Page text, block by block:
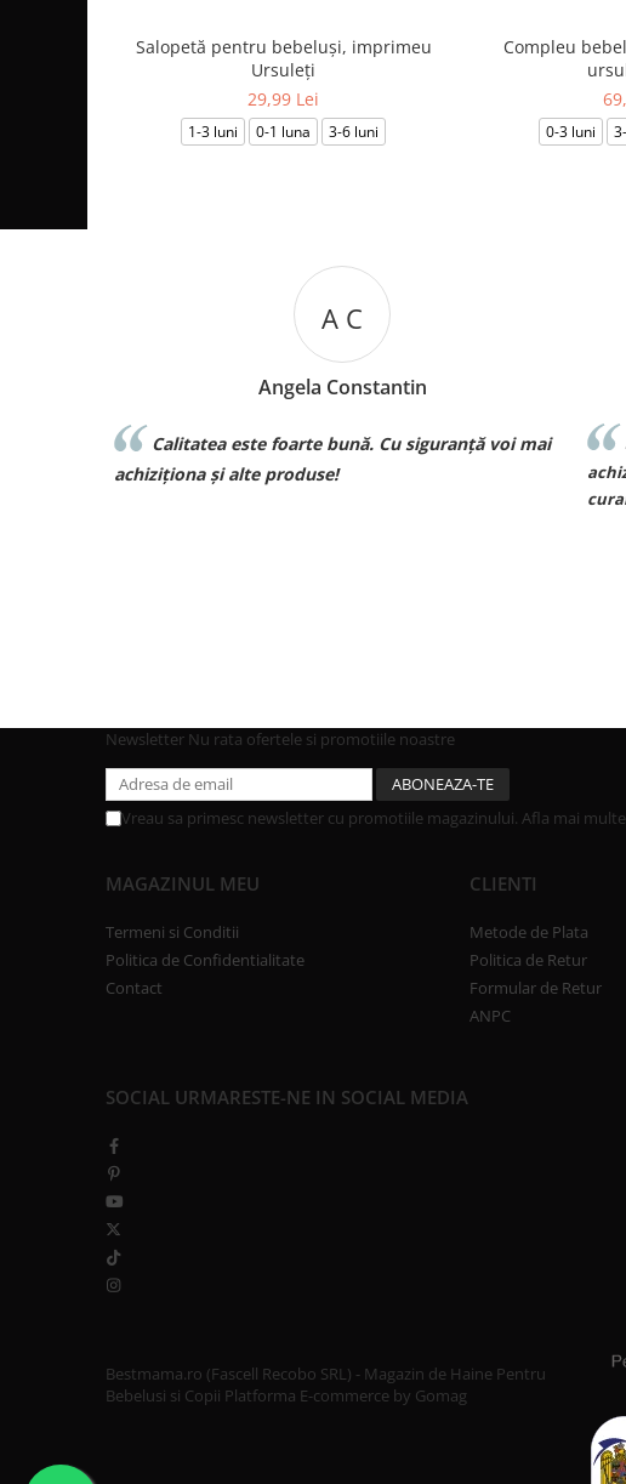
Salopetă pentru bebeluși, imprimeu
Ursuleți
29,99 Lei
1-3 luni 0-1 luna 3-6 luni
Compleu
0-3 luni
voi mai
M B
Mariana Biza
Sunt superbebe toate hainutele ce le am
achizitionat de la voi si de o calitate excelenta voi reveni
Newsletter Nu rata ofertele si promotiile noastre
Vreau sa primesc newsletter cu promotiile magazinului. Afla mai
MAGAZINUL MEU
Termeni si Conditii
Politica de Confidentialitate
Contact
CLIENTI
Metode de Plata
Politica de Retur
Formular de Retur
ANPC
SOCIAL URMARESTE-NE IN SOCIAL MEDIA
Bestmama.ro (Fascell Recobo SRL) - Magazin de Haine Pentru
Bebelusi si Copii Platforma E-commerce by Gomag